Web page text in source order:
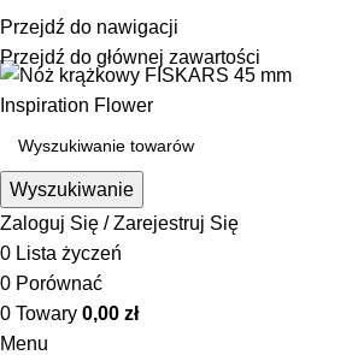
Przejdź do nawigacji
Przejdź do głównej zawartości
☎ +48 85 653 93 55
+48 85 653 93 55
biuro@maszyny-
Wyszukiwanie
Zaloguj Się / Zarejestruj Się
0 Lista życzeń
0 Porównać
0 Towary 0,00 zł
Menu